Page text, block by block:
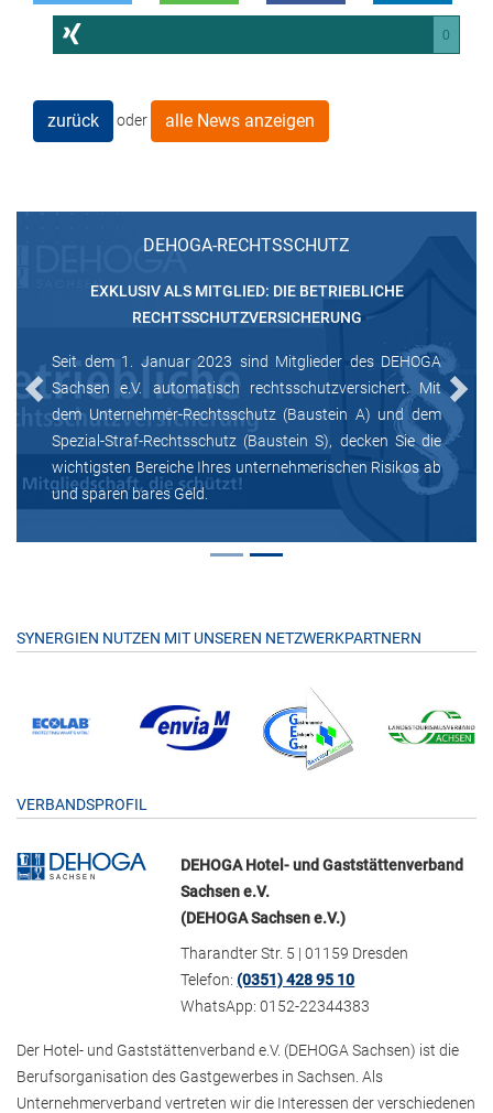
0
zurück oder alle News anzeigen
DEHOGA-RECHTSSCHUTZ
EXKLUSIV ALS MITGLIED: DIE BETRIEBLICHE
RECHTSSCHUTZVERSICHERUNG
Seit dem 1. Januar 2023 sind Mitglieder des DEHOGA
Sachsen e.V. automatisch rechtsschutzversichert. Mit
dem Unternehmer-Rechtsschutz (Baustein A) und dem
Spezial-Straf-Rechtsschutz (Baustein S), decken Sie die
wichtigsten Bereiche Ihres unternehmerischen Risikos ab
und sparen bares Geld.
Previous Next
SYNERGIEN NUTZEN MIT UNSEREN NETZWERKPARTNERN
VERBANDSPROFIL
DEHOGA Hotel- und Gaststättenverband
Sachsen e.V.
(DEHOGA Sachsen e.V.)
Tharandter Str. 5 | 01159 Dresden
Telefon:(0351) 428 95 10
WhatsApp: 0152-22344383
Der Hotel- und Gaststättenverband e.V. (DEHOGA Sachsen) ist die
Berufsorganisation des Gastgewerbes in Sachsen. Als
Unternehmerverband vertreten wir die Interessen der verschiedenen